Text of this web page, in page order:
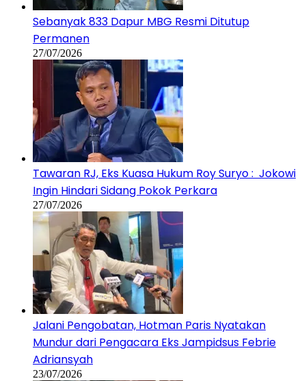
Sebanyak 833 Dapur MBG Resmi Ditutup
Permanen
27/07/2026
Tawaran RJ, Eks Kuasa Hukum Roy Suryo : Jokowi
Ingin Hindari Sidang Pokok Perkara
27/07/2026
Jalani Pengobatan, Hotman Paris Nyatakan
Mundur dari Pengacara Eks Jampidsus Febrie
Adriansyah
23/07/2026